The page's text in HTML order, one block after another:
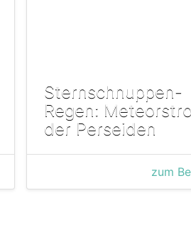
Sternschnuppen-
Regen:
der Perseiden
zum